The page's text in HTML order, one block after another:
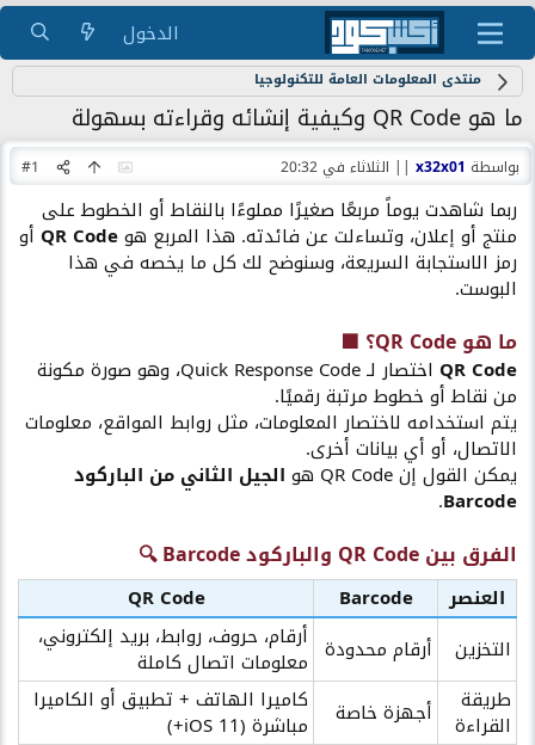
الدخول
منتدى المعلومات العامة للتكنولوجيا
ما هو QR Code وكيفية إنشائه وقراءته بسهولة
بواسطة x32x01
|| الثلاثاء في 20:32 #1
ربما شاهدت يوماً مربعًا صغيرًا مملوءًا بالنقاط أو الخطوط على
منتج أو إعلان، وتساءلت عن فائدته. هذا المربع هوQR Code أو
رمز الاستجابة السريعة، وسنوضح لك كل ما يخصه في هذا
البوست.
ما هو QR Code؟ 🟩​
QR Code اختصار لـ Quick Response Code، وهو صورة مكونة
من نقاط أو خطوط مرتبة رقميًا.
يتم استخدامه لاختصار المعلومات، مثل روابط المواقع، معلومات
الاتصال، أو أي بيانات أخرى.
يمكن القول إن QR Code هو الجيل الثاني من الباركود
Barcode
.
الفرق بين QR Code والباركود Barcode 🔍​
العنصر Barcode
QR Code
التخزين
أرقام محدودة أرقام، حروف، روابط، بريد إلكتروني،
معلومات اتصال كاملة
طريقة
القراءة أجهزة خاصة كاميرا الهاتف + تطبيق أو الكاميرا
مباشرة (iOS 11+)